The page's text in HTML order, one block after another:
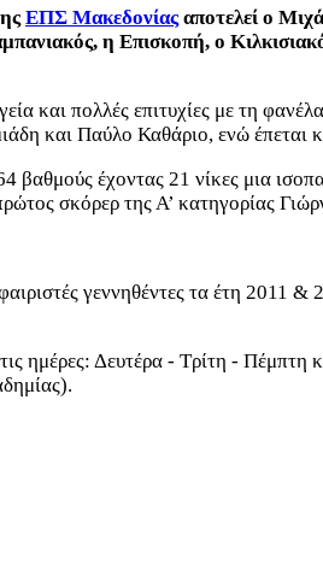
ΕΠΣ Μακεδονίαςαποτελεί ο
η Επισκοπή, ο
και πολλές επιτυχίες με τη
και Παύλο Καθάριο, ενώ έπεται
έχοντας 21 νίκες μια
σκόρερ της Α’ κατηγορίας
γεννηθέντες τα έτη 2011 &
ημέρες: Δευτέρα - Τρίτη - Πέμπτη